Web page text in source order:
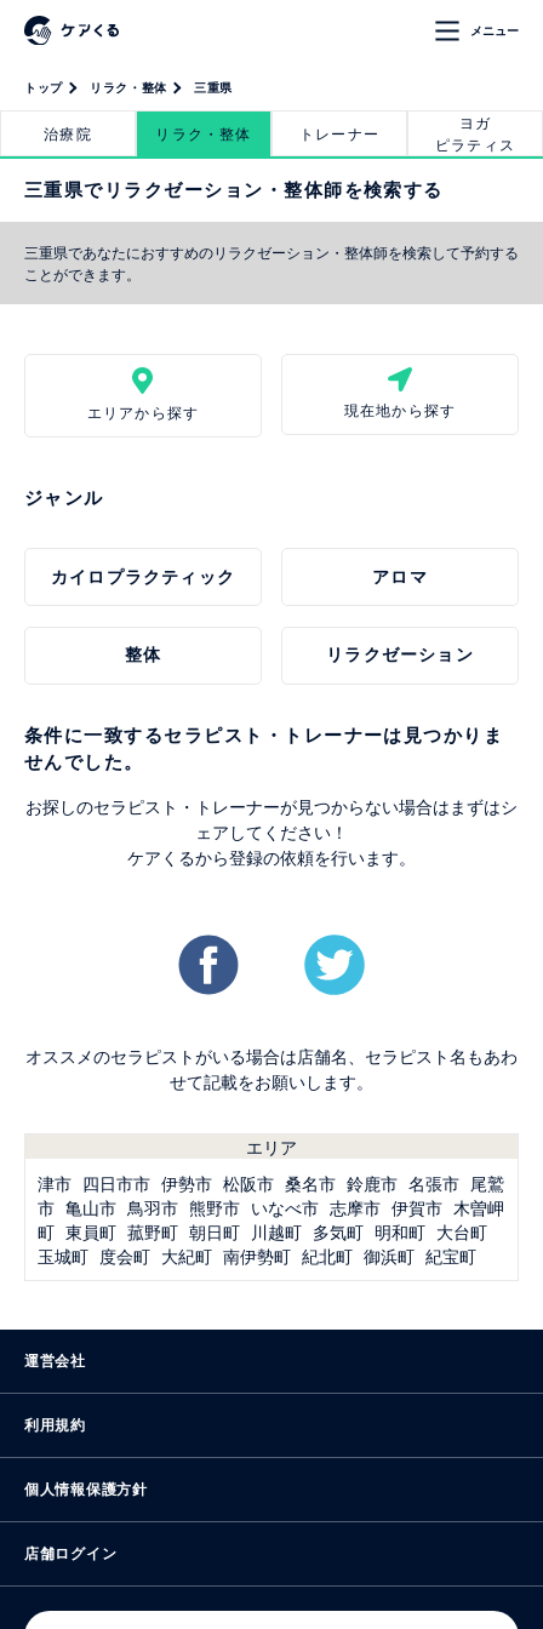
メニュー
トップ リラク・整体 三重県
治療院 リラク・整体 トレーナー
ヨガ
ピラティス
三重県でリラクゼーション・整体師を検索する
三重県であなたにおすすめのリラクゼーション・整体師を検索して予約する
ことができます。
エリアから探す 現在地から探す
ジャンル
カイロプラクティック アロマ
整体 リラクゼーション
条件に一致するセラピスト・トレーナーは見つかりま
せんでした。
お探しのセラピスト・トレーナーが見つからない場合はまずはシ
ェアしてください！
ケアくるから登録の依頼を行います。
オススメのセラピストがいる場合は店舗名、セラピスト名もあわ
せて記載をお願いします。
エリア
津市 四日市市 伊勢市 松阪市 桑名市 鈴鹿市 名張市 尾鷲
市 亀山市 鳥羽市 熊野市 いなべ市 志摩市 伊賀市 木曽岬
町 東員町 菰野町 朝日町 川越町 多気町 明和町 大台町
玉城町 度会町 大紀町 南伊勢町 紀北町 御浜町 紀宝町
運営会社
利用規約
個人情報保護方針
店舗ログイン